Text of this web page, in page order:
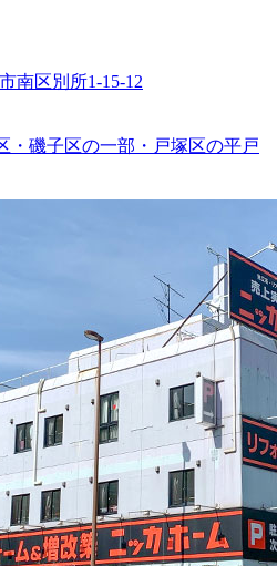
南区別所1-15-12
・磯子区の一部・戸塚区の平戸